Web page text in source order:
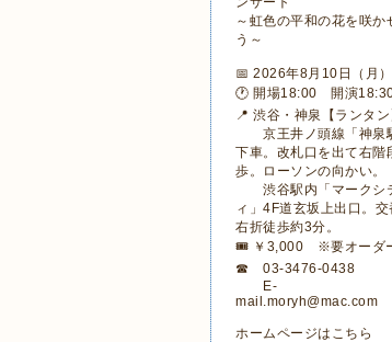
～虹色の平和の花を咲か
う～
📅 2026年8月10日（月）
🕐 開場18:00 開演
📍 渋谷・神泉【ランタン
京王井ノ頭線「神泉
下車。改札口を出て右階
歩。ローソンの向かい。
渋谷駅内「マークシ
ィ」4F道玄坂上出口。交
右折徒歩約3分。
🎟 ￥3,000 ※要オーダ
☎ 03-3476-0438
E-
mail.moryh@mac.com
ホームページはこちら